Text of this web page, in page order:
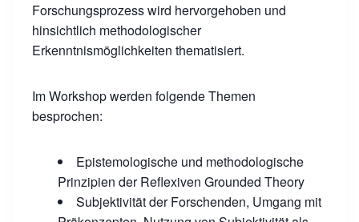
Forschungsprozess wird hervorgehoben und
hinsichtlich methodologischer
Erkenntnismöglichkeiten thematisiert.
Im Workshop werden folgende Themen
besprochen:
Epistemologische und methodologische
Prinzipien der Reflexiven Grounded Theory
Subjektivität der Forschenden, Umgang mit